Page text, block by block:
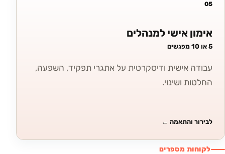
05
אימון אישי למנהלים
5 או 10 מפגשים
עבודה אישית ודיסקרטית על אתגרי תפקיד, השפעה,
החלטות ושינוי.
לבירור והתאמה ←
לקוחות מספרים